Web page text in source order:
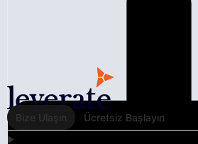
Bize Ulaşın Ücretsiz Başlayın